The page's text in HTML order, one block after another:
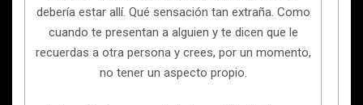
debería estar allí. Qué sensación tan extraña. Como
cuando te presentan a alguien y te dicen que le
recuerdas a otra persona y crees, por un momento,
no tener un aspecto propio.